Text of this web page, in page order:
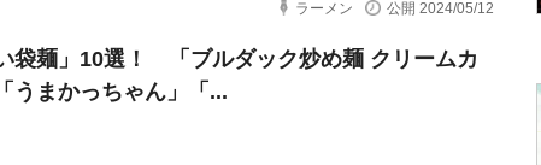
ラーメン 公開 2024/05/12
袋麺」10選！ 「ブルダック炒め麺 クリームカ
うまかっちゃん」「...